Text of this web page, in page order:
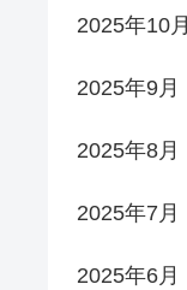
2025年10月
2025年9月
2025年8月
2025年7月
2025年6月